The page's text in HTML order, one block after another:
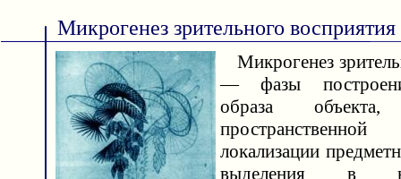
Микрогенез зрительного восприятия
Микрогенез
— фазы
образа
локализации
выделения в